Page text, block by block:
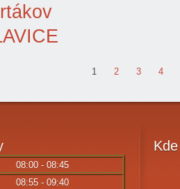
1 2 3 4
08:00 - 08:45
08:55 - 09:40
Kde